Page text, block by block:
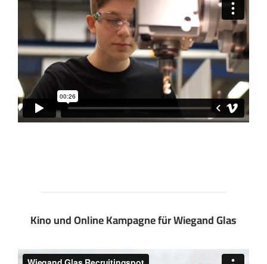
Kino und Online Kampagne für Wiegand Glas